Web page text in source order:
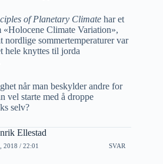
of Planetary Climate har et
«Holocene Climate Variation»,
nordlige sommertemperaturer var
hele knyttes til jorda
når man beskylder andre for
vel starte med å droppe
selv?
Ellestad
2018 / 22:01 SVAR